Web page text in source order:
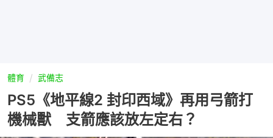
體育 武備志
PS5《地平線2 封印西域》再用弓箭打
機械獸 支箭應該放左定右？